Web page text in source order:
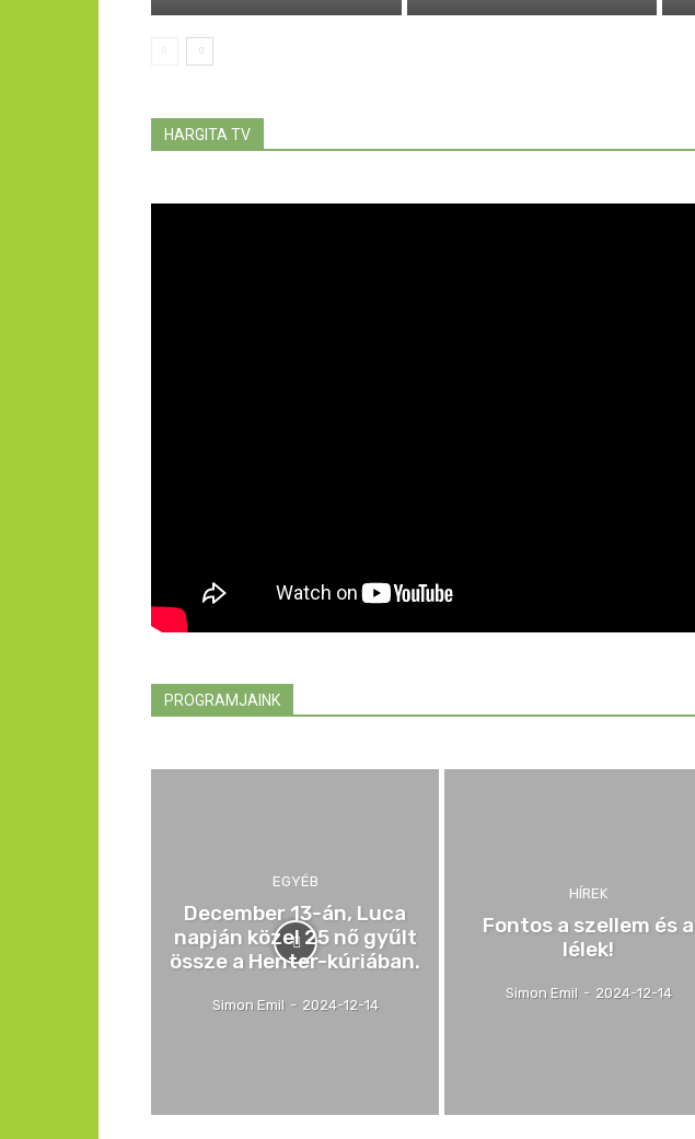
HARGITA TV
PROGRAMJAINK
EGYÉB
December 13-án, Luca
napján közel 25 nő gyűlt
össze a Henter-kúriában.
Simon Emil - 2024-12-14
HÍREK
Fontos a szellem és a
lélek!
Simon Emil - 2024-12-14